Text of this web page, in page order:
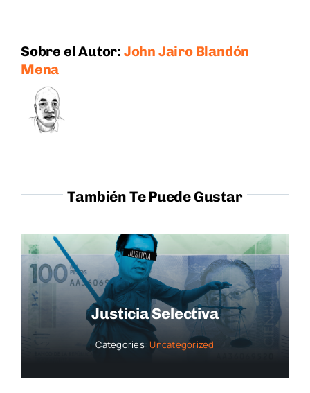
Sobre el Autor: John Jairo Blandón
Mena
También Te Puede Gustar
Justicia Selectiva
Categories: Uncategorized